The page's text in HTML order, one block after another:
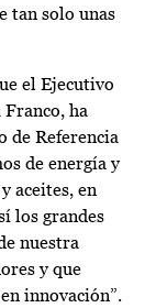
tan solo unas
el Ejecutivo
ha
de Referencia
de energía y
aceites, en
los grandes
nuestra
y que
innovación”.